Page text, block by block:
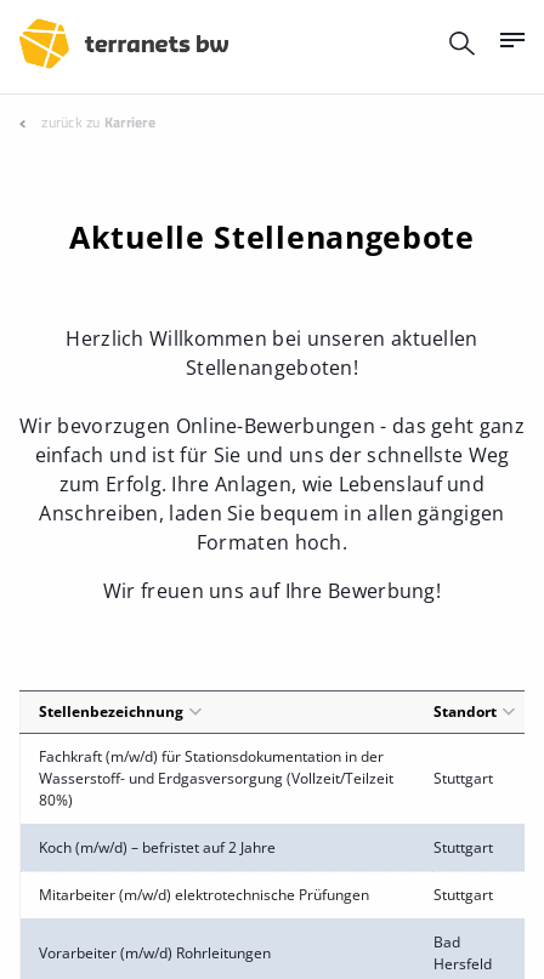
zurück zu Karriere
Aktuelle Stellenangebote
Herzlich Willkommen bei unseren aktuellen
Stellenangeboten!
Wir bevorzugen Online-Bewerbungen - das geht ganz
einfach und ist für Sie und uns der schnellste Weg
zum Erfolg. Ihre Anlagen, wie Lebenslauf und
Anschreiben, laden Sie bequem in allen gängigen
Formaten hoch.
Wir freuen uns auf Ihre Bewerbung!
Stellenbezeichnung Standort
Fachkraft (m/w/d) für Stationsdokumentation in der
Wasserstoff- und Erdgasversorgung (Vollzeit/Teilzeit
80%)
Stuttgart
Koch (m/w/d) – befristet auf 2 Jahre Stuttgart
Mitarbeiter (m/w/d) elektrotechnische Prüfungen Stuttgart
Vorarbeiter (m/w/d) Rohrleitungen
Bad
Hersfeld